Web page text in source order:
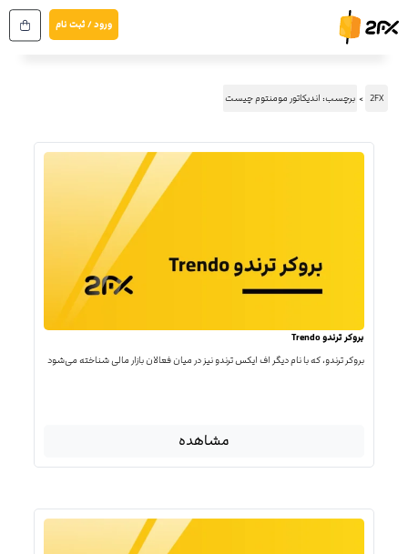
به
ورود / ثبت نام
2FX برچسب: اندیکاتور مومنتوم چیست
بروکر ترندو Trendo
بروکر ترندو، که با نام دیگر اف ایکس ترندو نیز در میان فعالان بازار مالی شناخته می‌شود
مشاهده